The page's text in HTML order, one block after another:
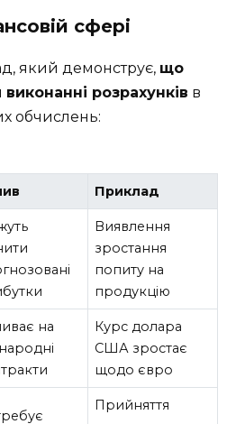
сфері
який демонструє, що
розрахунків в
обчислень:
Приклад
Виявлення
зростання
попиту на
продукцію
на
Курс долара
США зростає
щодо євро
Прийняття